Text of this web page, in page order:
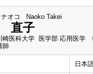
オコ Naoko Takei
直子
崎医科大学 医学部 応用医学
師
日本